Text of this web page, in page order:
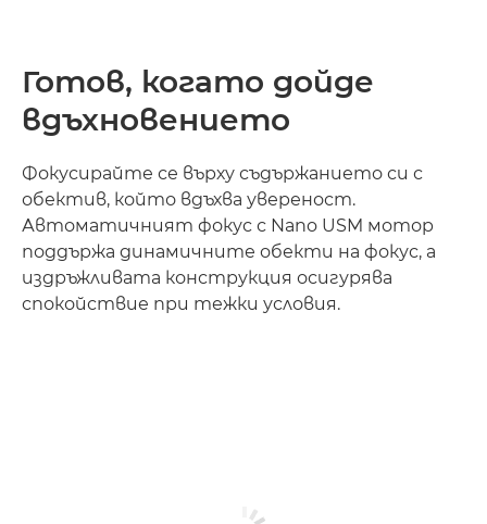
Готов, когато дойде
вдъхновението
Фокусирайте се върху съдържанието си с
обектив, който вдъхва увереност.
Автоматичният фокус с Nano USM мотор
поддържа динамичните обекти на фокус, а
издръжливата конструкция осигурява
спокойствие при тежки условия.